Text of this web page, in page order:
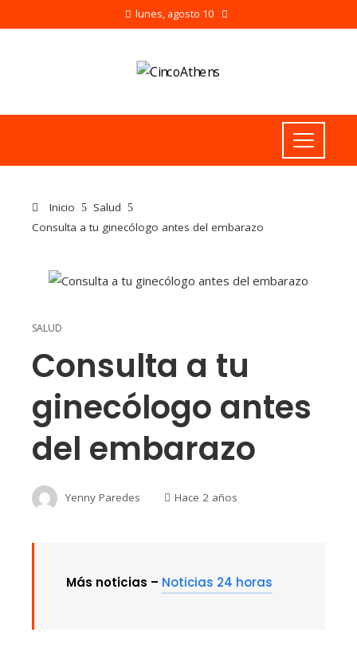
lunes, agosto 10
Inicio
Salud
Consulta a tu ginecólogo antes del embarazo
SALUD
Consulta a tu
ginecólogo antes
del embarazo
Yenny Paredes Hace 2 años
Más noticias – Noticias 24 horas